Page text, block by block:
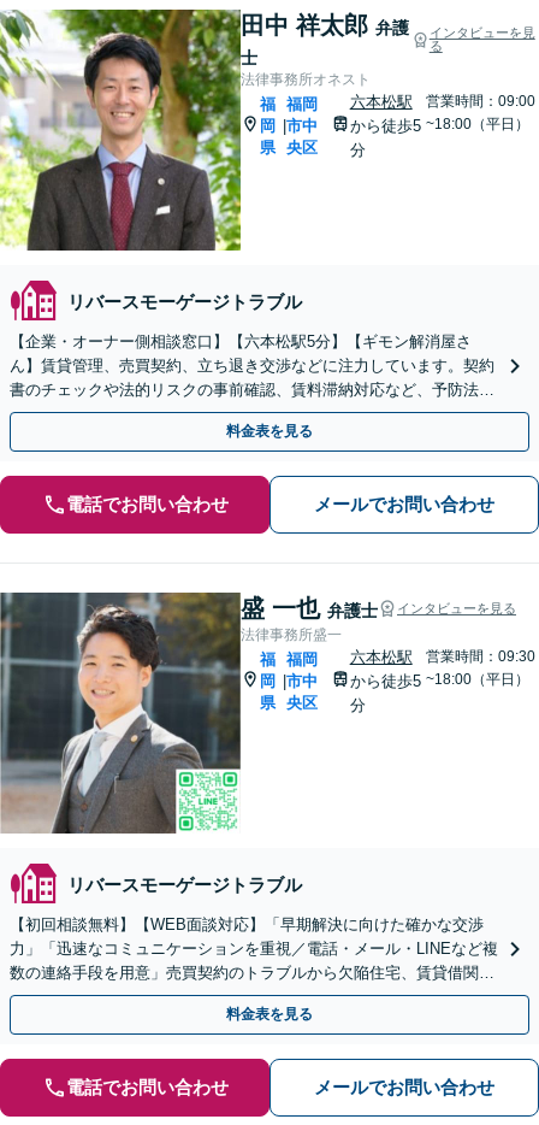
田中 祥太郎 弁護
士
インタビューを見
る
法律事務所オネスト
福
岡
県
福岡
市中
央区
六本松駅
から徒歩5
分
営業時間：09:00
~18:00（平日）
リバースモーゲージトラブル
【企業・オーナー側相談窓口】【六本松駅5分】【ギモン解消屋さ
ん】賃貸管理、売買契約、立ち退き交渉などに注力しています。契約
書のチェックや法的リスクの事前確認、賃料滞納対応など、予防法務
から実務的な交渉・手続きまで幅広くサポートいたします。
料金表を見る
電話でお問い合わせ メールでお問い合わせ
盛 一也 弁護士 インタビューを見る
法律事務所盛一
福
岡
県
福岡
市中
央区
六本松駅
から徒歩5
分
営業時間：09:30
~18:00（平日）
リバースモーゲージトラブル
【初回相談無料】【WEB面談対応】「早期解決に向けた確かな交渉
力」「迅速なコミュニケーションを重視／電話・メール・LINEなど複
数の連絡手段を用意」売買契約のトラブルから欠陥住宅、賃貸借関係
まで、さまざまな問題に対応【休日・夜間相談可】
料金表を見る
電話でお問い合わせ メールでお問い合わせ